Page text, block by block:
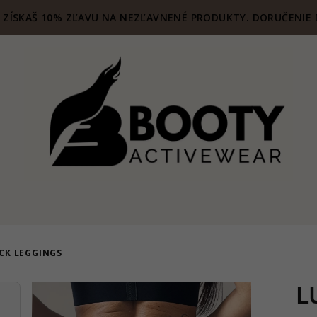
10% ZĽAVU NA NEZĽAVNENÉ PRODUKTY. DORUČENIE
LEGGINGS